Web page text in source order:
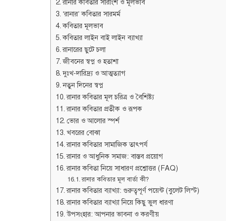
রানার কবিতার সারাংশ ও মূলভাব
‘রানার’ কবিতার সারমর্ম
কবিতার মূলভাব
কবিতার লাইন বাই লাইন ব্যাখ্যা
রানারের ছুটে চলা
জীবনের স্বপ্ন ও হতাশা
দুঃখ-দারিদ্র্য ও আত্মত্যাগ
নতুন দিনের স্বপ্ন
রানার কবিতার মূল চরিত্র ও বৈশিষ্ট্য
রানার কবিতার প্রতীক ও রূপক
ভোর ও আলোর স্পর্শ
খবরের বোঝা
রানার কবিতার সামাজিক তাৎপর্য
রানার ও আধুনিক সমাজ: বাস্তব প্রয়োগ
রানার কবিতা নিয়ে সাধারণ প্রশ্নোত্তর (FAQ)
রানার কবিতার মূল বার্তা কী?
রানার কবিতার ব্যাখ্যা: গুরুত্বপূর্ণ পয়েন্ট (বুলেট লিস্ট)
রানার কবিতার ব্যাখ্যা নিয়ে কিছু ভুল ধারণা
উপসংহার: আপনার ভাবনা ও করণীয়